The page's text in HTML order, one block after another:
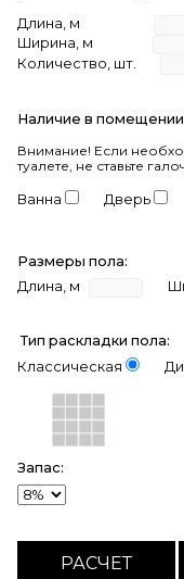
Длина, м
Ширина, м
Количество, шт.
Наличие в
Внимание! Если
туалете, не ставьте
Ванна Дверь
Размеры пола:
Длина, м
Тип раскладки пола:
Классическая
Запас: